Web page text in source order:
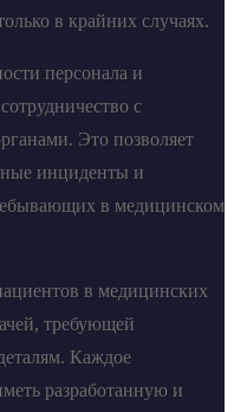
в крайних случаях.
персонала и
с
Это позволяет
инциденты и
в медицинском
в медицинских
требующей
Каждое
разработанную и